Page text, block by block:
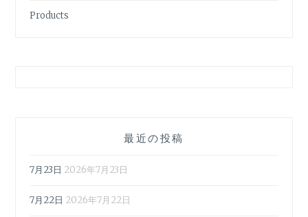
Products
最近の投稿
7月23日 2026年7月23日
7月22日 2026年7月22日